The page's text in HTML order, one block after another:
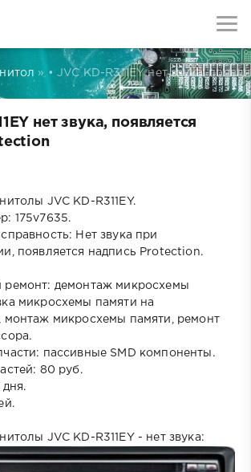
» • JVC KD-R311EY нет звука,
нет звука, появляется
JVC KD-R311EY.
175v7635.
Нет звука при
появляется надпись Protection.
ремонт: демонтаж микросхемы
микросхемы памяти на
монтаж микросхемы памяти, ремонт
пассивные SMD компоненты.
80 руб.
JVC KD-R311EY - нет звука: